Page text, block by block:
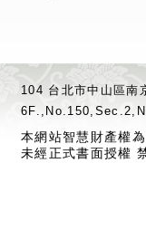
104 台北市中山區
本網站智慧財產權
未經正式書面授權